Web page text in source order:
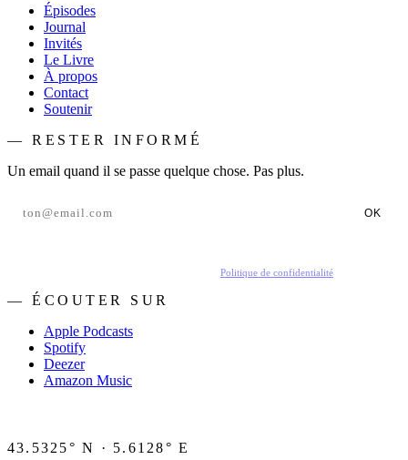
Épisodes
Journal
Invités
Le Livre
À propos
Contact
Soutenir
— RESTER INFORMÉ
Un email quand il se passe quelque chose. Pas plus.
OK
Politique de confidentialité
— ÉCOUTER SUR
Apple Podcasts
Spotify
Deezer
Amazon Music
43.5325° N · 5.6128° E